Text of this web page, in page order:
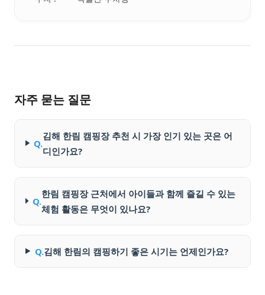
자주 묻는 질문
Q.
김해 한림 캠핑장 추천 시 가장 인기 있는 곳은 어
디인가요?
Q.
한림 캠핑장 근처에서 아이들과 함께 즐길 수 있는
체험 활동은 무엇이 있나요?
Q.김해 한림의 캠핑하기 좋은 시기는 언제인가요?